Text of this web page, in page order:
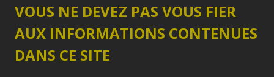
VOUS NE DEVEZ PAS VOUS FIER
AUX INFORMATIONS CONTENUES
DANS CE SITE